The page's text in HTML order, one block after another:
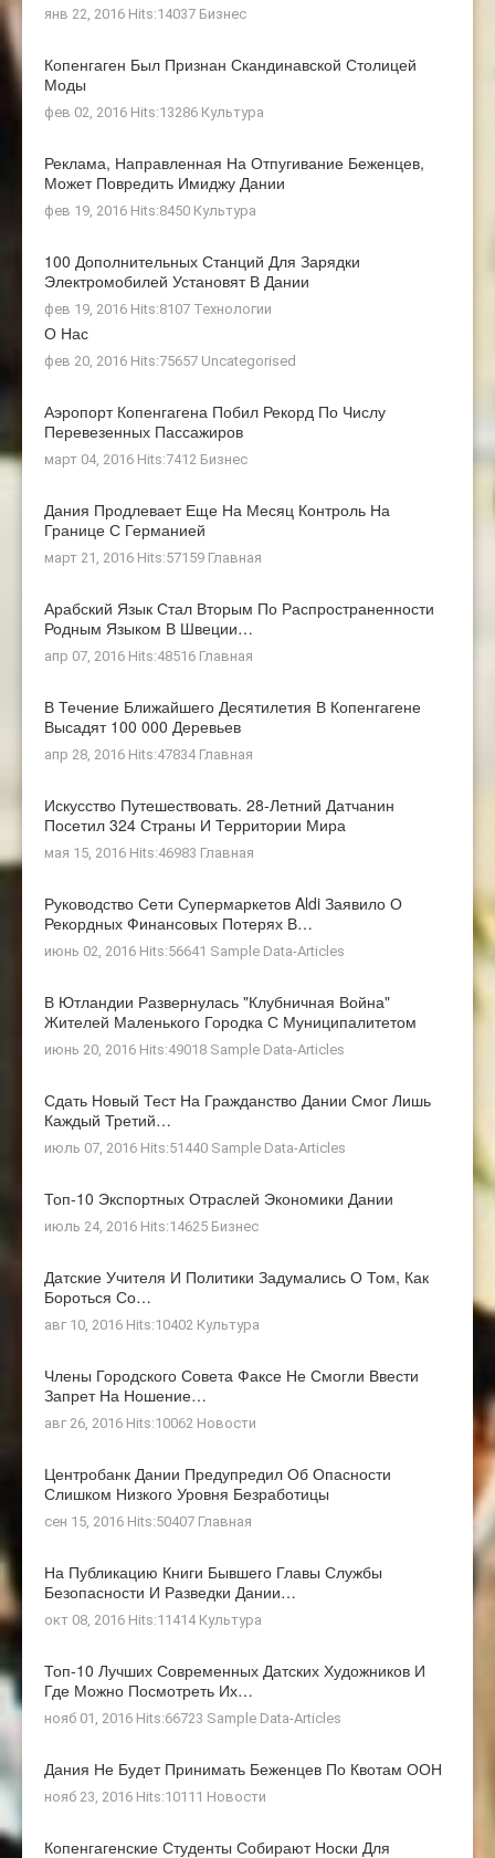
янв 22, 2016 Hits:14037 Бизнес
Копенгаген Был Признан Скандинавской Столицей
Моды
фев 02, 2016 Hits:13286 Культура
Реклама, Направленная На Отпугивание Беженцев,
Может Повредить Имиджу Дании
фев 19, 2016 Hits:8450 Культура
100 Дополнительных Станций Для Зарядки
Электромобилей Установят В Дании
фев 19, 2016 Hits:8107 Технологии
О Нас
фев 20, 2016 Hits:75657 Uncategorised
Аэропорт Копенгагена Побил Рекорд По Числу
Перевезенных Пассажиров
март 04, 2016 Hits:7412 Бизнес
Дания Продлевает Еще На Месяц Контроль На
Границе С Германией
март 21, 2016 Hits:57159 Главная
Арабский Язык Стал Вторым По Распространенности
Родным Языком В Швеции…
апр 07, 2016 Hits:48516 Главная
В Течение Ближайшего Десятилетия В Копенгагене
Высадят 100 000 Деревьев
апр 28, 2016 Hits:47834 Главная
Искусство Путешествовать. 28-Летний Датчанин
Посетил 324 Страны И Территории Мира
мая 15, 2016 Hits:46983 Главная
Руководство Сети Супермаркетов Aldi Заявило О
Рекордных Финансовых Потерях В…
июнь 02, 2016 Hits:56641 Sample Data-Articles
В Ютландии Развернулась "клубничная Война"
Жителей Маленького Городка С Муниципалитетом
июнь 20, 2016 Hits:49018 Sample Data-Articles
Сдать Новый Тест На Гражданство Дании Смог Лишь
Каждый Третий…
июль 07, 2016 Hits:51440 Sample Data-Articles
Топ-10 Экспортных Отраслей Экономики Дании
июль 24, 2016 Hits:14625 Бизнес
Датские Учителя И Политики Задумались О Том, Как
Бороться Со…
авг 10, 2016 Hits:10402 Культура
Члены Городского Совета Факсе Не Смогли Ввести
Запрет На Ношение…
авг 26, 2016 Hits:10062 Новости
Центробанк Дании Предупредил Об Опасности
Слишком Низкого Уровня Безработицы
сен 15, 2016 Hits:50407 Главная
На Публикацию Книги Бывшего Главы Службы
Безопасности И Разведки Дании…
окт 08, 2016 Hits:11414 Культура
Топ-10 Лучших Современных Датских Художников И
Где Можно Посмотреть Их…
нояб 01, 2016 Hits:66723 Sample Data-Articles
Дания Не Будет Принимать Беженцев По Квотам ООН
нояб 23, 2016 Hits:10111 Новости
Копенгагенские Студенты Собирают Носки Для